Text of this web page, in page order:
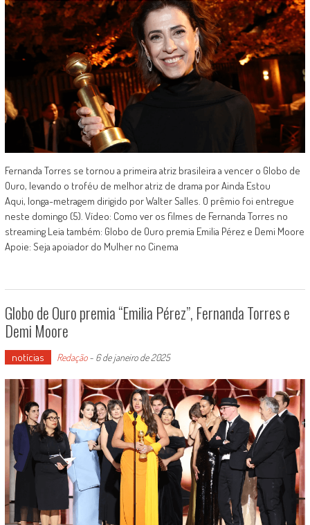
Fernanda Torres se tornou a primeira atriz brasileira a vencer o Globo de
Ouro, levando o troféu de melhor atriz de drama por Ainda Estou
Aqui, longa-metragem dirigido por Walter Salles. O prêmio foi entregue
neste domingo (5). Vídeo: Como ver os filmes de Fernanda Torres no
streaming Leia também: Globo de Ouro premia Emilia Pérez e Demi Moore
Apoie: Seja apoiador do Mulher no Cinema
Globo de Ouro premia “Emilia Pérez”, Fernanda Torres e
Demi Moore
notícias Redação- 6 de janeiro de 2025